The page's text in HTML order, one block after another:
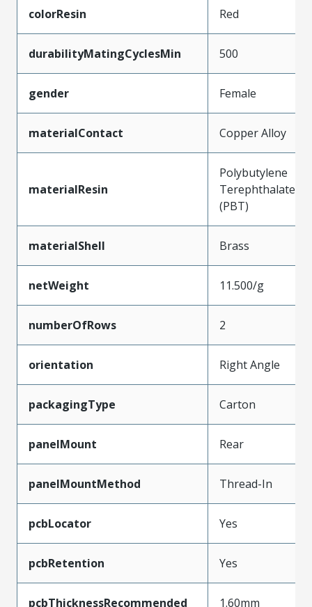
colorResin Red
durabilityMatingCyclesMin 500
gender Female
materialContact Copper Alloy
materialResin
Polybutylene
Terephthalate
(PBT)
materialShell Brass
netWeight 11.500/g
numberOfRows 2
orientation Right Angle
packagingType Carton
panelMount Rear
panelMountMethod Thread-In
pcbLocator Yes
pcbRetention Yes
pcbThicknessRecommended 1.60mm